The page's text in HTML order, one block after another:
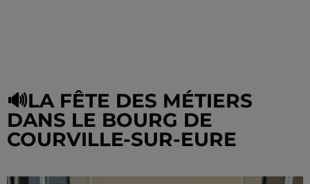
🔊LA FÊTE DES MÉTIERS
DANS LE BOURG DE
COURVILLE-SUR-EURE